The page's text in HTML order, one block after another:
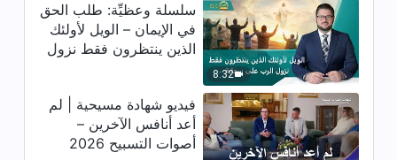
16:36
10:14
كلمات الله اليومية: معرفة الله |
اقتباس 43
8:32
سلسلة وعظيِّة: طلب الحق
في الإيمان – الويل لأولئك
الذين ينتظرون فقط نزول
فيديو شهادة مسيحية | لم
أعد أنافس الآخرين –
أصوات التسبيح 2026